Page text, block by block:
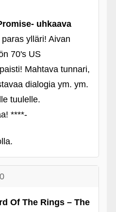
uhkaava
ylläri! Aivan
70's US
Mahtava tunnari,
dialogia ym. ym.
tuulelle.
****-
Of The Rings – The